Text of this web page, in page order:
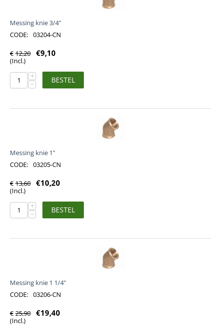
Messing knie 3/4"
CODE: 03204-CN
€ 12,20 €9,10
(Incl.)
+
− BESTEL
Messing knie 1"
CODE: 03205-CN
€ 13,60 €10,20
(Incl.)
+
− BESTEL
Messing knie 1 1/4"
CODE: 03206-CN
€ 25,90 €19,40
(Incl.)